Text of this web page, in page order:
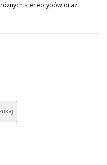
różnych stereotypów oraz